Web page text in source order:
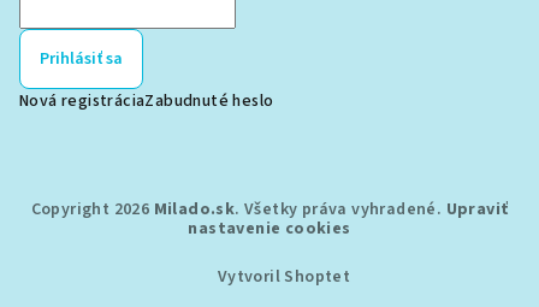
Prihlásiť sa
Nová registráciaZabudnuté heslo
Copyright 2026 Milado.sk. Všetky práva vyhradené. Upraviť
nastavenie cookies
Vytvoril Shoptet